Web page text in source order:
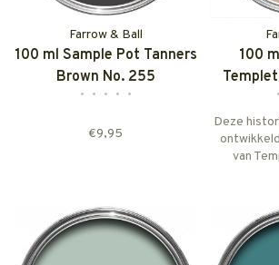
Farrow & Ball
100 ml Sample Pot Tanners
Brown No. 255
• • • • •
€9,95
100
•
Deze
van
ook